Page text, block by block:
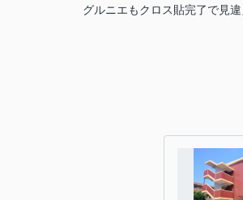
グルニエもクロス貼完了で見